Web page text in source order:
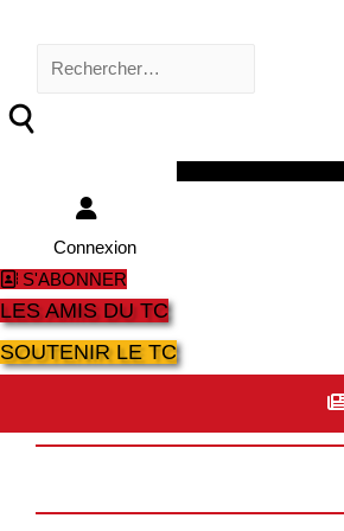
Rechercher :
Connexion
S'ABONNER
LES AMIS DU TC
SOUTENIR LE TC